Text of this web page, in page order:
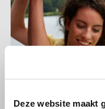
Deze website maakt